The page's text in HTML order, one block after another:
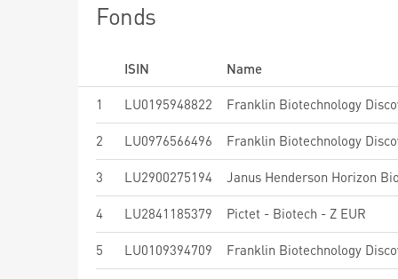
Fonds
ISIN
Name
1
LU0195948822 Franklin Biotechnology
2 LU0976566496 Franklin Biotechnology
3 LU2900275194 Janus Henderson Horizon
4 LU2841185379 Pictet - Biotech - Z EUR
5 LU0109394709 Franklin Biotechnology